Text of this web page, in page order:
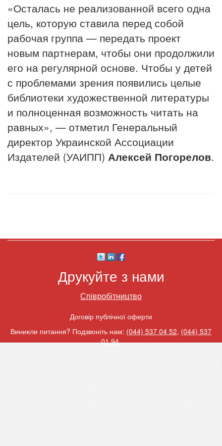
«Осталась не реализованной всего одна
цель, которую ставила перед собой
рабочая группа — передать проект
новым партнерам, чтобы они продолжили
его на регулярной основе. Чтобы у детей
с проблемами зрения появились целые
библиотеки художественной литературы
и полноценная возможность читать на
равных», — отметил Генеральный
директор Украинской Ассоциации
Издателей (УАИПП) Алексей Погорелов.
Друкуйте з нами
Співробітництво
Договір публічної оферти
Виникли питання? Подзвоніть нам: (044) 537 04 52, (044) 537
01 94.